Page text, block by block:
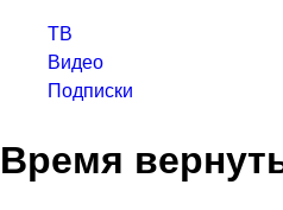
ТВ
Видео
Подписки
Время